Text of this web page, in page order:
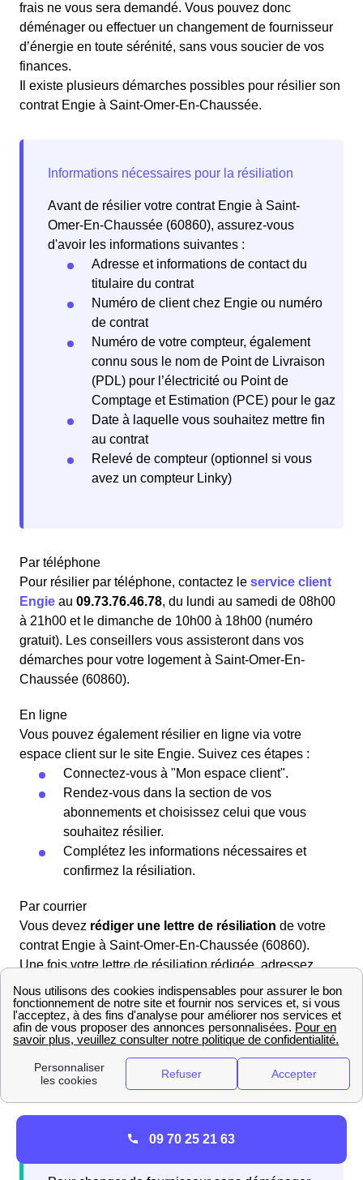
frais ne vous sera demandé. Vous pouvez donc
déménager ou effectuer un changement de fournisseur
d’énergie en toute sérénité, sans vous soucier de vos
finances.
Il existe plusieurs démarches possibles pour résilier son
contrat Engie à Saint-Omer-En-Chaussée.
Avant de résilier votre contrat Engie à Saint-
Omer-En-Chaussée (60860), assurez-vous
d'avoir les informations suivantes :
Adresse et informations de contact du
titulaire du contrat
Numéro de client chez Engie ou numéro
de contrat
Numéro de votre compteur, également
connu sous le nom de Point de Livraison
(PDL) pour l’électricité ou Point de
Comptage et Estimation (PCE) pour le gaz
Date à laquelle vous souhaitez mettre fin
au contrat
Relevé de compteur (optionnel si vous
avez un compteur Linky)
Par téléphone
Pour résilier par téléphone, contactez le service client
Engie au 09.73.76.46.78, du lundi au samedi de 08h00
à 21h00 et le dimanche de 10h00 à 18h00 (numéro
gratuit). Les conseillers vous assisteront dans vos
démarches pour votre logement à Saint-Omer-En-
Chaussée (60860).
En ligne
Vous pouvez également résilier en ligne via votre
espace client sur le site Engie. Suivez ces étapes :
Connectez-vous à "Mon espace client".
Rendez-vous dans la section de vos
abonnements et choisissez celui que vous
souhaitez résilier.
Complétez les informations nécessaires et
confirmez la résiliation.
Par courrier
Vous devez rédiger une lettre de résiliation de votre
contrat Engie à Saint-Omer-En-Chaussée (60860).
Une fois votre lettre de résiliation rédigée, adressez
votre courrier recommandé avec accusé de réception à :
📌 Engie Service Clients Résiliation TSA
40808 22308 LANNION Cedex 📌
09 70 25 21 63